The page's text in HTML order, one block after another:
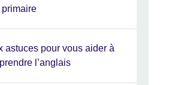
primaire
astuces pour vous aider à
l’anglais